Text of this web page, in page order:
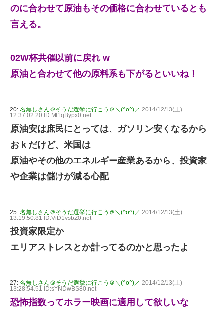
のに合わせて原油もその価格に合わせているとも
言える。
02W杯共催以前に戻れ w
原油と合わせて他の原料系も下がるといいね！
20: 名無しさん＠そうだ選挙に行こう＠＼(^o^)／ 2014/12/13(土)
12:37:02.20 ID:Ml1qBypx0.net
原油安は庶民にとっては、ガソリン安くなるから
おｋだけど、米国は
原油やその他のエネルギー産業あるから、投資家
や企業は儲けが減る心配
25: 名無しさん＠そうだ選挙に行こう＠＼(^o^)／ 2014/12/13(土)
13:19:50.81 ID:VrD1vsbZ0.net
投資家限定か
エリアストレスとか計ってるのかと思ったよ
27: 名無しさん＠そうだ選挙に行こう＠＼(^o^)／ 2014/12/13(土)
13:28:54.51 ID:sYNDwBS80.net
恐怖指数ってホラー映画に適用して欲しいな